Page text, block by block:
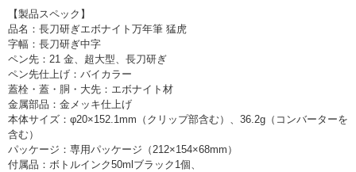
【製品スペック】
品名：長刀研ぎエボナイト万年筆 猛虎
字幅：長刀研ぎ中字
ペン先：21 金、超大型、長刀研ぎ
ペン先仕上げ：バイカラー
蓋栓・蓋・胴・大先：エボナイト材
金属部品：金メッキ仕上げ
本体サイズ：φ20×152.1mm（クリップ部含む）、36.2g（コンバーターを
含む）
パッケージ：専用パッケージ（212×154×68mm）
付属品：ボトルインク50mlブラック1個、